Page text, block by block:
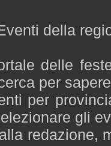
della
delle
per
per
gli
redazione,